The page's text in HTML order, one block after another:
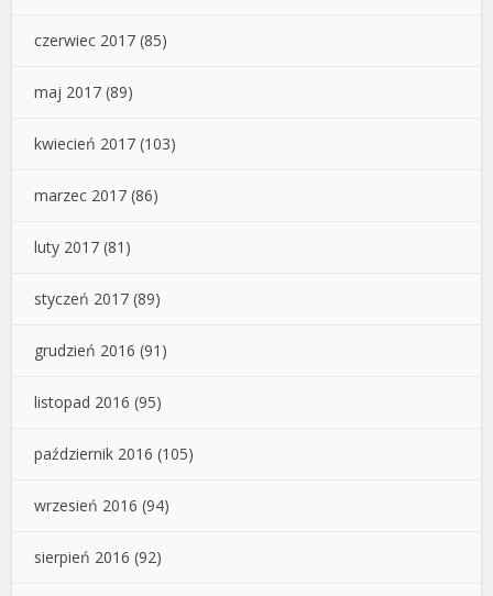
czerwiec 2017 (85)
maj 2017 (89)
kwiecień 2017 (103)
marzec 2017 (86)
luty 2017 (81)
styczeń 2017 (89)
grudzień 2016 (91)
listopad 2016 (95)
październik 2016 (105)
wrzesień 2016 (94)
sierpień 2016 (92)